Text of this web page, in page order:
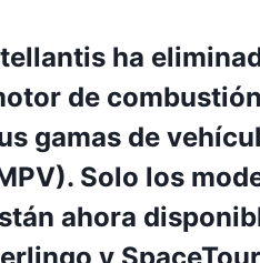
ha
de
gamas de
Solo los
ahora
y